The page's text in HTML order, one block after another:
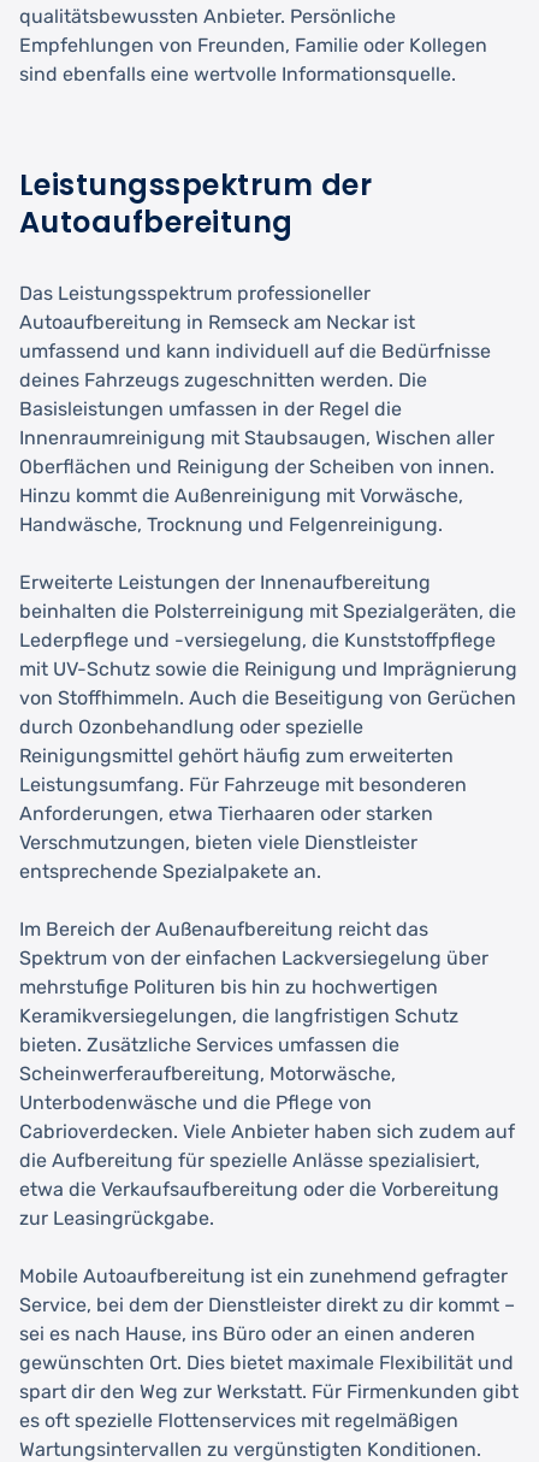
qualitätsbewussten Anbieter. Persönliche
Empfehlungen von Freunden, Familie oder Kollegen
sind ebenfalls eine wertvolle Informationsquelle.
Leistungsspektrum der
Autoaufbereitung
Das Leistungsspektrum professioneller
Autoaufbereitung in Remseck am Neckar ist
umfassend und kann individuell auf die Bedürfnisse
deines Fahrzeugs zugeschnitten werden. Die
Basisleistungen umfassen in der Regel die
Innenraumreinigung mit Staubsaugen, Wischen aller
Oberflächen und Reinigung der Scheiben von innen.
Hinzu kommt die Außenreinigung mit Vorwäsche,
Handwäsche, Trocknung und Felgenreinigung.
Erweiterte Leistungen der Innenaufbereitung
beinhalten die Polsterreinigung mit Spezialgeräten, die
Lederpflege und -versiegelung, die Kunststoffpflege
mit UV-Schutz sowie die Reinigung und Imprägnierung
von Stoffhimmeln. Auch die Beseitigung von Gerüchen
durch Ozonbehandlung oder spezielle
Reinigungsmittel gehört häufig zum erweiterten
Leistungsumfang. Für Fahrzeuge mit besonderen
Anforderungen, etwa Tierhaaren oder starken
Verschmutzungen, bieten viele Dienstleister
entsprechende Spezialpakete an.
Im Bereich der Außenaufbereitung reicht das
Spektrum von der einfachen Lackversiegelung über
mehrstufige Polituren bis hin zu hochwertigen
Keramikversiegelungen, die langfristigen Schutz
bieten. Zusätzliche Services umfassen die
Scheinwerferaufbereitung, Motorwäsche,
Unterbodenwäsche und die Pflege von
Cabrioverdecken. Viele Anbieter haben sich zudem auf
die Aufbereitung für spezielle Anlässe spezialisiert,
etwa die Verkaufsaufbereitung oder die Vorbereitung
zur Leasingrückgabe.
Mobile Autoaufbereitung ist ein zunehmend gefragter
Service, bei dem der Dienstleister direkt zu dir kommt –
sei es nach Hause, ins Büro oder an einen anderen
gewünschten Ort. Dies bietet maximale Flexibilität und
spart dir den Weg zur Werkstatt. Für Firmenkunden gibt
es oft spezielle Flottenservices mit regelmäßigen
Wartungsintervallen zu vergünstigten Konditionen.